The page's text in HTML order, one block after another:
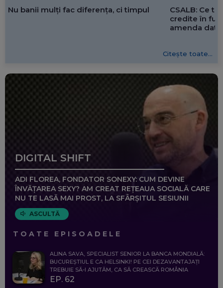
Nu banii mulți fac diferența, ci timpul
CSALB: Ce
credite în
amenda
Citește toate...
DIGITAL SHIFT
ADI FLOREA, FONDATOR SONEXY: CUM DEVINE
ÎNVĂȚAREA SEXY? AM CREAT REȚEAUA SOCIALĂ CARE
NU TE LASĂ MAI PROST, LA SFÂRȘITUL SESIUNII
ASCULTĂ
TOATE EPISOADELE
ALINA SAVA, SPECIALIST SENIOR LA BANCA MONDIALĂ:
BUCUREȘTIUL E CA HELSINKI! PE CEI DEZAVANTAJAȚI
TREBUIE SĂ-I AJUTĂM, CA SĂ CREASCĂ ROMÂNIA
EP. 62